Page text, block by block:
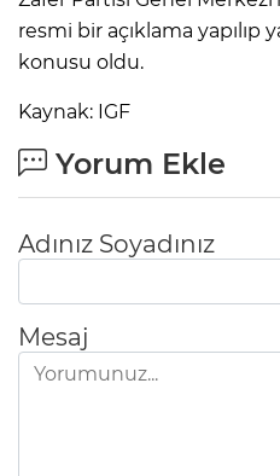
resmi bir açıklama yapılıp
konusu oldu.
Kaynak: IGF
Yorum Ekle
Adınız Soyadınız
Mesaj